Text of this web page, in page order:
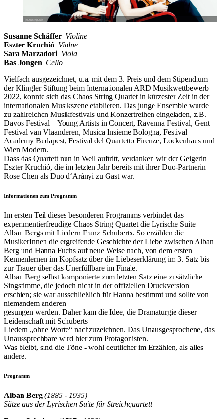
Susanne Schäffer Violine
Eszter Kruchió Violne
Sara Marzadori Viola
Bas Jongen Cello
Vielfach ausgezeichnet, u.a. mit dem 3. Preis und dem Stipendium
der Klingler Stiftung beim Internationalen ARD Musikwettbewerb
2022, konnte sich das Chaos String Quartet in kürzester Zeit in der
internationalen Musikszene etablieren. Das junge Ensemble wurde
zu zahlreichen Musikfestivals und Konzertreihen eingeladen, z.B.
Davos Festival – Young Artists in Concert, Ravenna Festival, Gent
Festival van Vlaanderen, Musica Insieme Bologna, Festival
Academy Budapest, Festival del Quartetto Firenze, Lockenhaus und
Wien Modern.
Dass das Quartett nun in Weil auftritt, verdanken wir der Geigerin
Eszter Kruchió, die im letzten Jahr bereits mit ihrer Duo-Partnerin
Rose Chen als Duo d‘Arányi zu Gast war.
Informationen zum Programm
Im ersten Teil dieses besonderen Programms verbindet das
experimentierfreudige Chaos String Quartet die Lyrische Suite
Alban Bergs mit Liedern Franz Schuberts. So erzählen die
MusikerInnen die ergreifende Geschichte der Liebe zwischen Alban
Berg und Hanna Fuchs auf neue Weise nach, von dem ersten
Kennenlernen im Kopfsatz über die Liebeserklärung im 3. Satz bis
zur Trauer über das Unerfüllbare im Finale.
Alban Berg selbst komponierte zum letzten Satz eine zusätzliche
Singstimme, die jedoch nicht in der offiziellen Druckversion
erschien; sie war ausschließlich für Hanna bestimmt und sollte von
niemandem anderen
gesungen werden. Daher kam die Idee, die Dramaturgie dieser
Leidenschaft mit Schuberts
Liedern „ohne Worte“ nachzuzeichnen. Das Unausgesprochene, das
Unaussprechbare wird hier zum Protagonisten.
Was bleibt, sind die Töne - wohl deutlicher im Erzählen, als alles
andere.
Programm
Alban Berg (1885 - 1935)
Sätze aus der Lyrischen Suite für Streichquartett